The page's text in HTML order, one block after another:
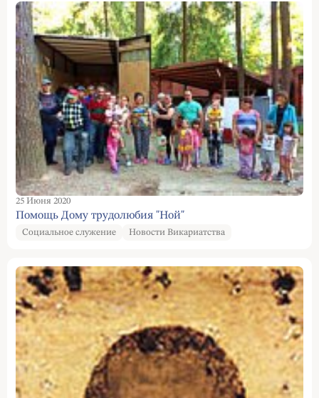
25 Июня 2020
Помощь Дому трудолюбия "Ной"
Социальное служение Новости Викариатства